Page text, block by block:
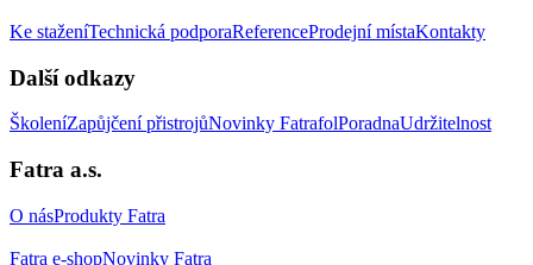
Ke staženíTechnická podporaReferenceProdejní místaKontakty
Další odkazy
ŠkoleníZapůjčení přistrojůNovinky FatrafolPoradnaUdržitelnost
Fatra a.s.
O násProdukty Fatra
Fatra e-shopNovinky Fatra